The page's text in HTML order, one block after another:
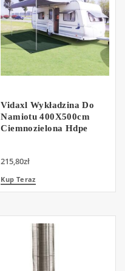
Vidaxl Wykładzina Do
Namiotu 400X500cm
Ciemnozielona Hdpe
215,80zł
Kup Teraz